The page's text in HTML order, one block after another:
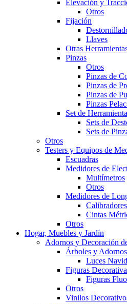
Elevación y
Otros
Fijación
Llaves
Otras
Pinzas
Otros
Pinzas de
Pinzas de
Pinzas de
Pinzas
Set de
Sets de
Sets de
Otros
Testers y Equipos de
Escuadras
Medidores de
Multímetros
Otros
Medidores de
Calibradores
Cintas
Otros
Hogar, Muebles y Jardín
Adornos y Decoración
Árboles y
Luces
Figuras
Figuras
Otros
Vinilos